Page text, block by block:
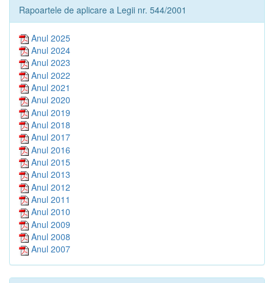
Rapoartele de aplicare a Legii nr. 544/2001
Anul 2025
Anul 2024
Anul 2023
Anul 2022
Anul 2021
Anul 2020
Anul 2019
Anul 2018
Anul 2017
Anul 2016
Anul 2015
Anul 2013
Anul 2012
Anul 2011
Anul 2010
Anul 2009
Anul 2008
Anul 2007